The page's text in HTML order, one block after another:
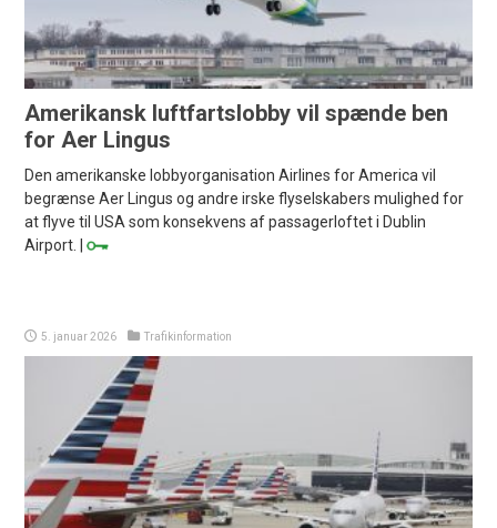
Amerikansk luftfartslobby vil spænde ben
for Aer Lingus
Den amerikanske lobbyorganisation Airlines for America vil
begrænse Aer Lingus og andre irske flyselskabers mulighed for
at flyve til USA som konsekvens af passagerloftet i Dublin
Airport. |
5. januar 2026 Trafikinformation